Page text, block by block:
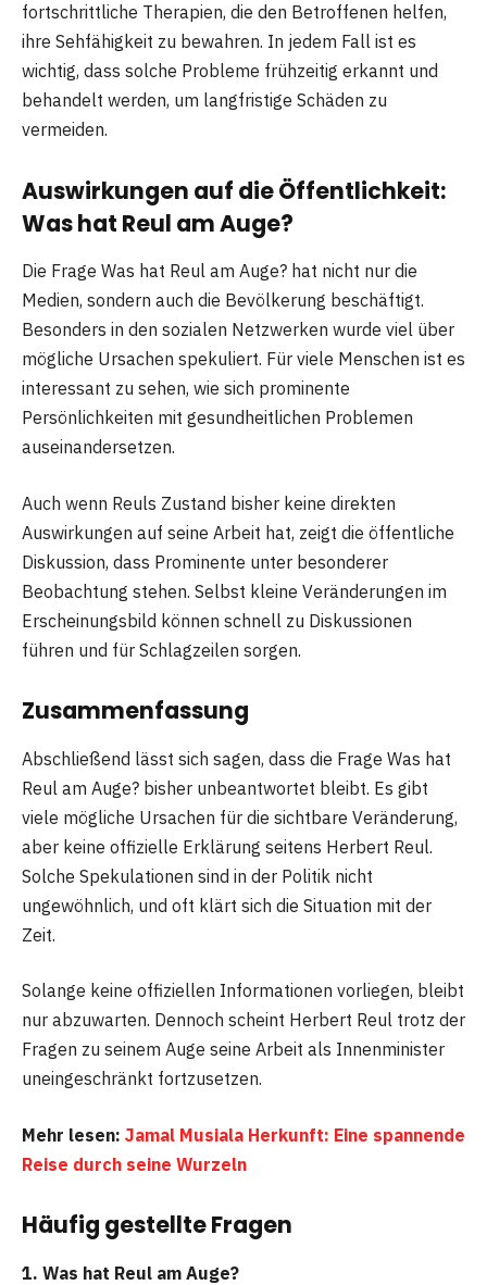
fortschrittliche Therapien, die den Betroffenen helfen,
ihre Sehfähigkeit zu bewahren. In jedem Fall ist es
wichtig, dass solche Probleme frühzeitig erkannt und
behandelt werden, um langfristige Schäden zu
vermeiden.
Auswirkungen auf die Öffentlichkeit:
Was hat Reul am Auge?
Die Frage Was hat Reul am Auge? hat nicht nur die
Medien, sondern auch die Bevölkerung beschäftigt.
Besonders in den sozialen Netzwerken wurde viel über
mögliche Ursachen spekuliert. Für viele Menschen ist es
interessant zu sehen, wie sich prominente
Persönlichkeiten mit gesundheitlichen Problemen
auseinandersetzen.
Auch wenn Reuls Zustand bisher keine direkten
Auswirkungen auf seine Arbeit hat, zeigt die öffentliche
Diskussion, dass Prominente unter besonderer
Beobachtung stehen. Selbst kleine Veränderungen im
Erscheinungsbild können schnell zu Diskussionen
führen und für Schlagzeilen sorgen.
Zusammenfassung
Abschließend lässt sich sagen, dass die Frage Was hat
Reul am Auge? bisher unbeantwortet bleibt. Es gibt
viele mögliche Ursachen für die sichtbare Veränderung,
aber keine offizielle Erklärung seitens Herbert Reul.
Solche Spekulationen sind in der Politik nicht
ungewöhnlich, und oft klärt sich die Situation mit der
Zeit.
Solange keine offiziellen Informationen vorliegen, bleibt
nur abzuwarten. Dennoch scheint Herbert Reul trotz der
Fragen zu seinem Auge seine Arbeit als Innenminister
uneingeschränkt fortzusetzen.
Mehr lesen: Jamal Musiala Herkunft: Eine spannende
Reise durch seine Wurzeln
Häufig gestellte Fragen
1. Was hat Reul am Auge?